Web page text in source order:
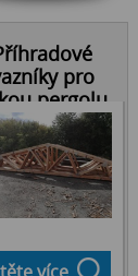
pro
pergolu.